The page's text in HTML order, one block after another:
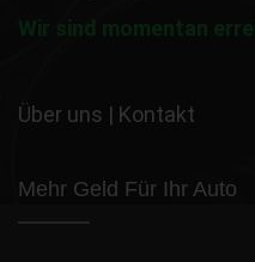
Wir sind momentan
Über uns | Kontakt
Mehr Geld Für Ihr Auto